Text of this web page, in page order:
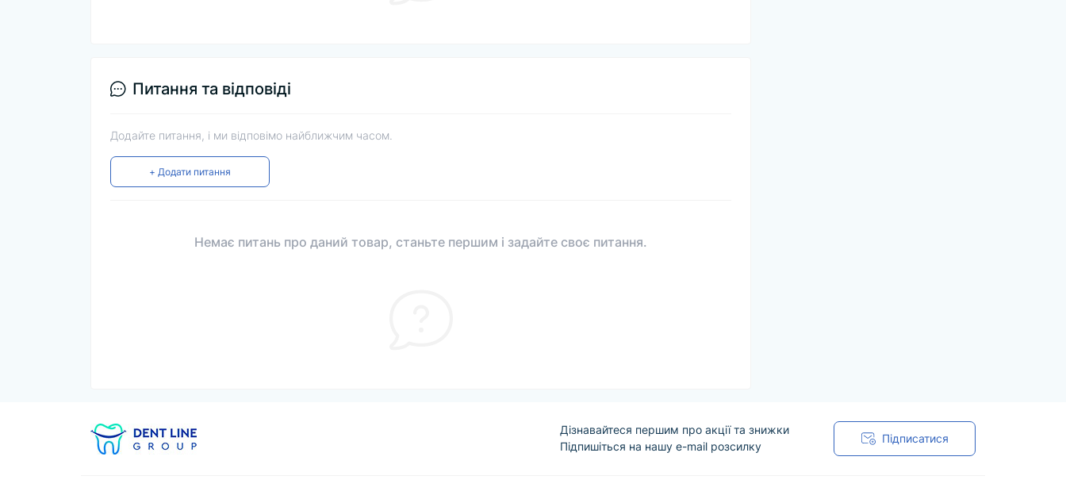
Питання та відповіді
Додайте питання, і ми відповімо найближчим часом.
+ Додати питання
Немає питань про даний товар, станьте першим і задайте своє питання.
Дізнавайтеся першим про акції та знижки
Підпишіться на нашу e-mail розсилку
Підписатися